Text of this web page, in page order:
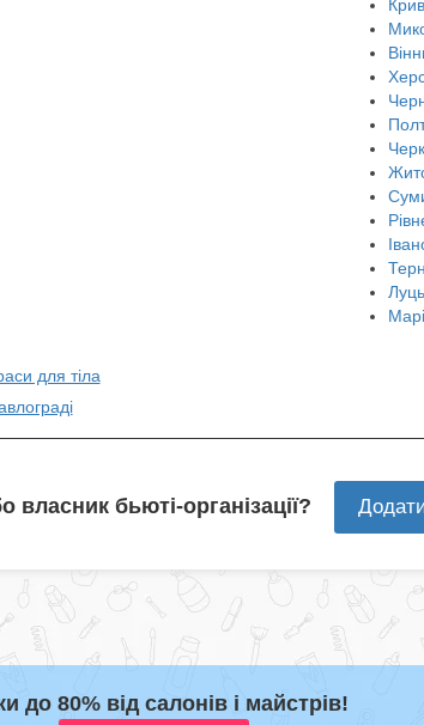
для тіла
власник бьюті-організації?
до 80% від салонів і майстрів!